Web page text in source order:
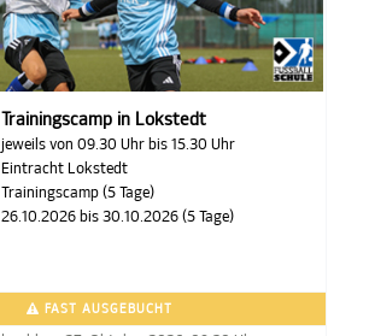
Trainingscamp in Lokstedt
jeweils von 09.30 Uhr bis 15.30 Uhr
Eintracht Lokstedt
Trainingscamp (5 Tage)
26.10.2026 bis 30.10.2026 (5 Tage)
FAST AUSGEBUCHT